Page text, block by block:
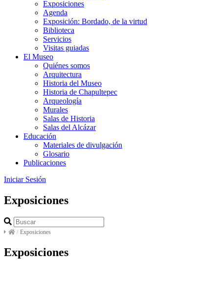
Exposiciones
Agenda
Exposición: Bordado, de la virtud
Biblioteca
Servicios
Visitas guiadas
El Museo
Quiénes somos
Arquitectura
Historia del Museo
Historia de Chapultepec
Arqueología
Murales
Salas de Historia
Salas del Alcázar
Educación
Materiales de divulgación
Glosario
Publicaciones
Iniciar Sesión
Exposiciones
/ Exposiciones
Exposiciones